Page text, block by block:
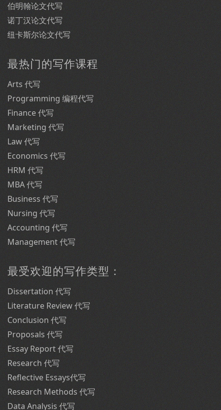
伯明翰论文代写
诺丁汉论文代写
纽卡斯尔论文代写
最热门的写作课程
Arts 代写
Programming 编程代写
Finance 代写
Marketing 代写
Law 代写
Economics 代写
HRM 代写
MBA 代写
Business 代写
Nursing 代写
Accounting 代写
Management 代写
最受欢迎的写作类型：
Dissertation 代写
Literature Review 代写
Conclusion 代写
Proposals 代写
Essay Report 代写
Research 代写
Reflective Essays代写
Research Methods 代写
Data Analysis 代写